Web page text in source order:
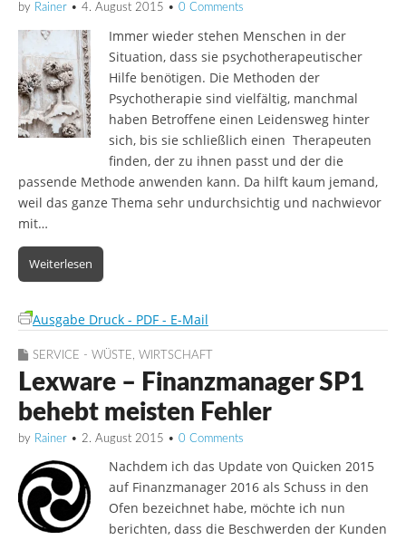
by Rainer • 4. August 2015 • 0 Comments
Immer wieder stehen Menschen in der
Situation, dass sie psychotherapeutischer
Hilfe benötigen. Die Methoden der
Psychotherapie sind vielfältig, manchmal
haben Betroffene einen Leidensweg hinter
sich, bis sie schließlich einen Therapeuten
finden, der zu ihnen passt und der die
passende Methode anwenden kann. Da hilft kaum jemand,
weil das ganze Thema sehr undurchsichtig und nachwievor
mit…
Weiterlesen
Ausgabe Druck - PDF - E-Mail
SERVICE - WÜSTE WIRTSCHAFT
Lexware – Finanzmanager SP1
behebt meisten Fehler
by Rainer • 2. August 2015 • 0 Comments
Nachdem ich das Update von Quicken 2015
auf Finanzmanager 2016 als Schuss in den
Ofen bezeichnet habe, möchte ich nun
berichten, dass die Beschwerden der Kunden